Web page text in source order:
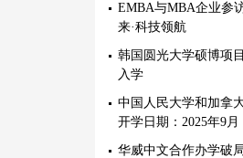
EMBA与MBA企业参
来·科技领航
韩国圆光大学硕博项
入学
中国人民大学和加拿
开学日期：2025年9月
华威中文合作办学破